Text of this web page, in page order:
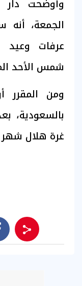
وأوضحت دار
الجمعة،
عرفات وعيد
شمس الأحد
ومن المقرر
بالسعودية،
غرة هلال شهر ذي